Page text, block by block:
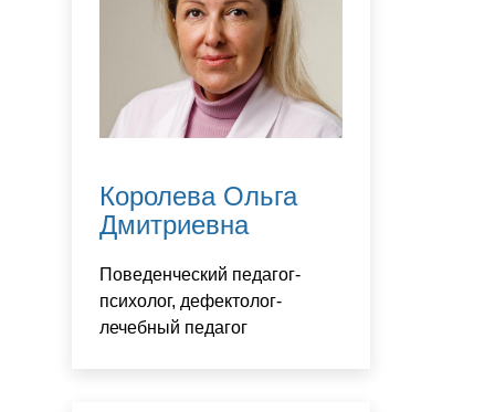
Королева Ольга
Дмитриевна
Поведенческий педагог-
психолог, дефектолог-
лечебный педагог